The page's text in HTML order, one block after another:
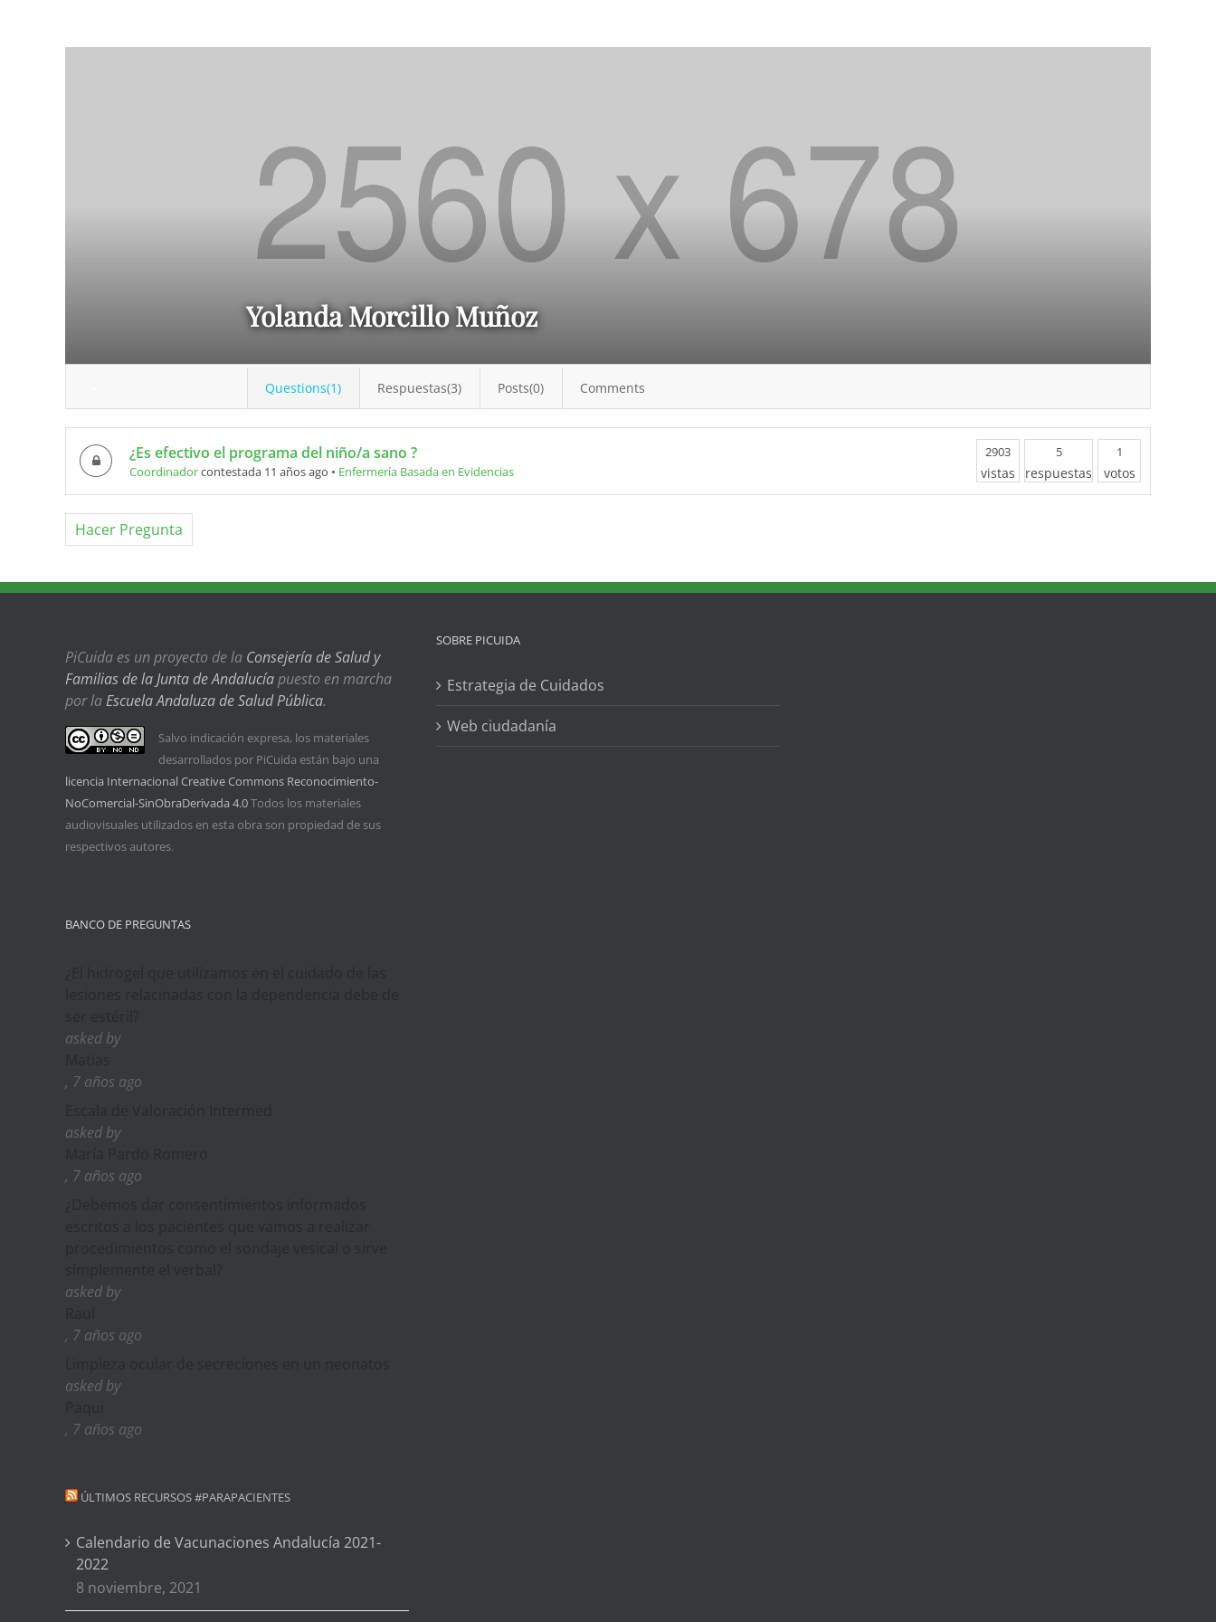
Yolanda Morcillo Muñoz
Questions(1) Respuestas(3) Posts(0) Comments
¿Es efectivo el programa del niño/a sano ?
Coordinadorcontestada 11 años ago • Enfermería Basada en Evidencias
2903
vistas
5
respuestas
1
votos
Hacer Pregunta
PiCuida es un proyecto de la Consejería de Salud y
Familias de la Junta de Andalucíapuesto en marcha
por laEscuela Andaluza de Salud Pública.
Salvo indicación expresa, los materiales
desarrollados por PiCuida están bajo una
licencia Internacional Creative Commons Reconocimiento-
NoComercial-SinObraDerivada 4.0Todos los materiales
audiovisuales utilizados en esta obra son propiedad de sus
respectivos autores.
BANCO DE PREGUNTAS
asked by
, 7 años ago
asked by
, 7 años ago
asked by
, 7 años ago
asked by
, 7 años ago
ÚLTIMOS RECURSOS #PARAPACIENTES
Calendario de Vacunaciones Andalucía 2021-
2022
8 noviembre, 2021
SOBRE PICUIDA
Estrategia de Cuidados
Web ciudadanía